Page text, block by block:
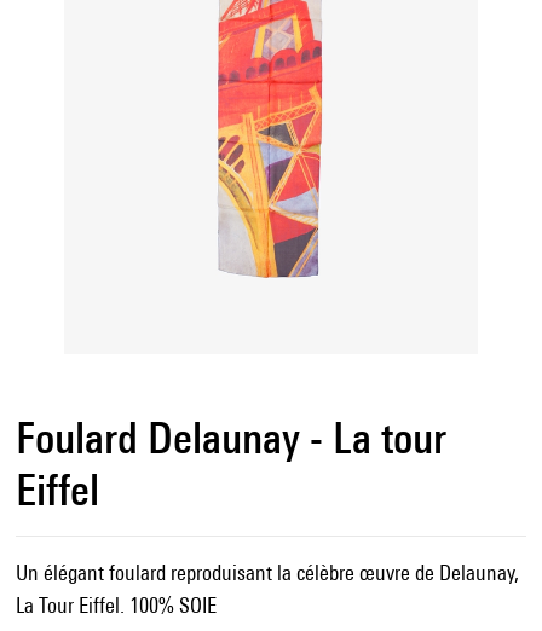
Foulard Delaunay - La tour
Eiffel
Un élégant foulard reproduisant la célèbre œuvre de Delaunay,
La Tour Eiffel. 100% SOIE